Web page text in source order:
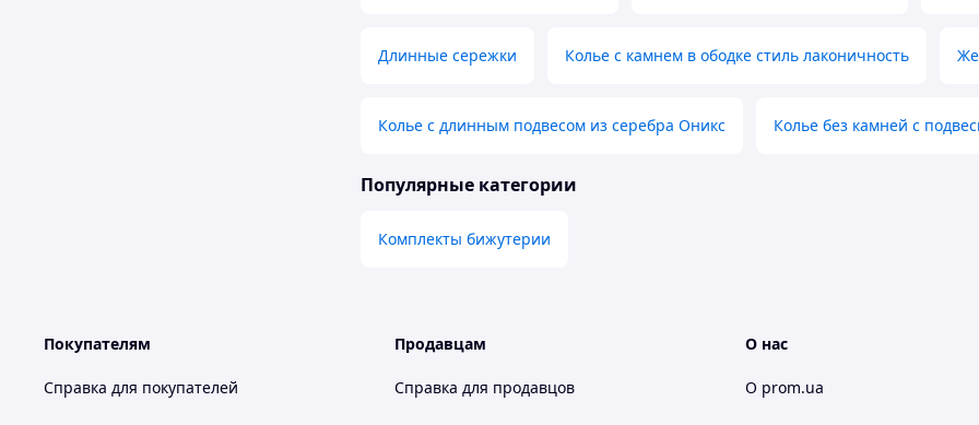
Длинные сережки Колье с камнем в ободке стиль лаконичность
Колье с длинным подвесом из серебра Оникс Колье без камней с
Популярные категории
Комплекты бижутерии
Покупателям
Справка для покупателей
Продавцам
Справка для продавцов
О нас
О prom.ua